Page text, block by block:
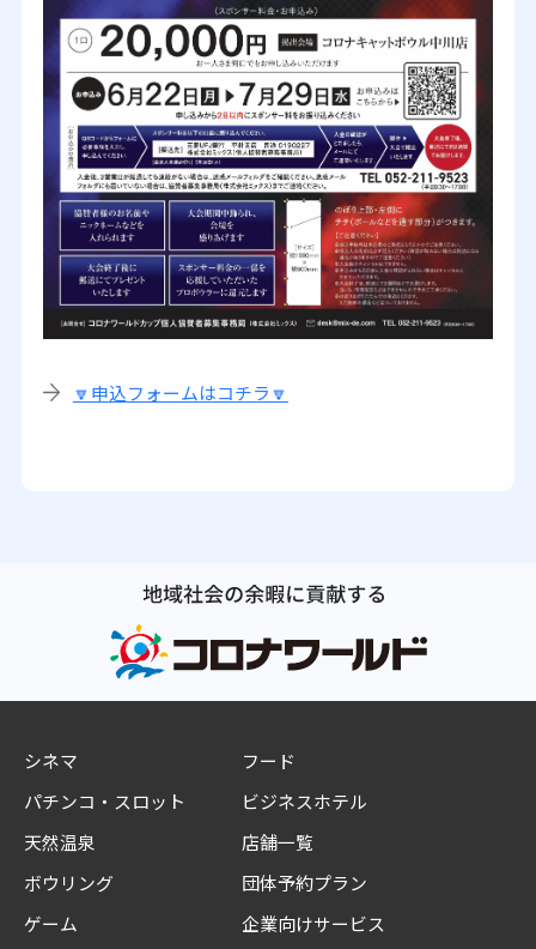
🔽申込フォームはコチラ🔽
シネマ
パチンコ・スロット
天然温泉
ボウリング
ゲーム
フード
ビジネスホテル
店舗一覧
団体予約プラン
企業向けサービス